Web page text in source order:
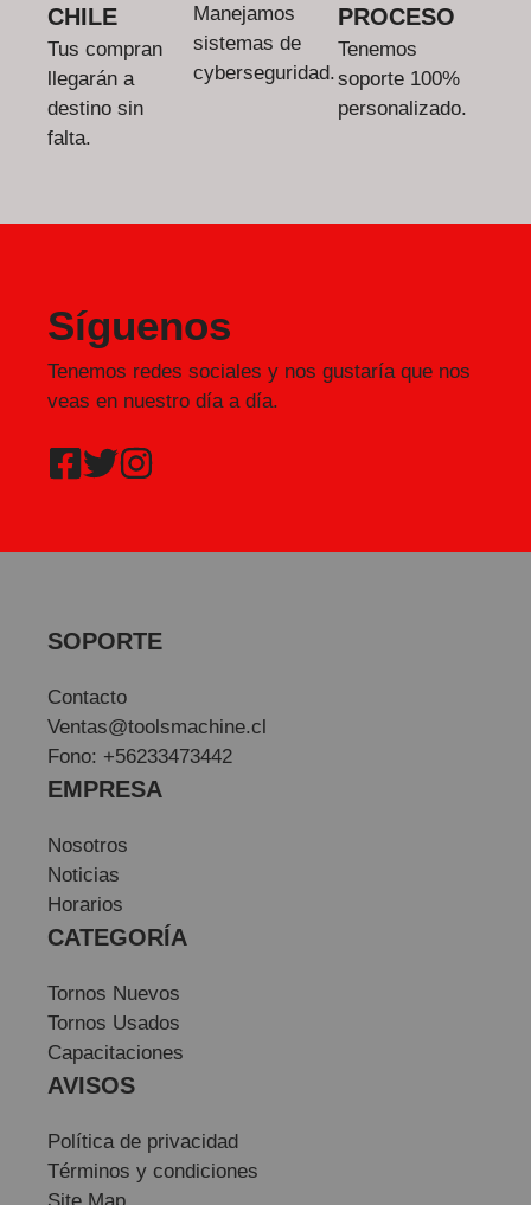
CHILE
Tus compran
llegarán a
destino sin
falta.
Manejamos
sistemas de
cyberseguridad.
PROCESO
Tenemos
soporte 100%
personalizado.
Síguenos
Tenemos redes sociales y nos gustaría que nos
veas en nuestro día a día.
SOPORTE
Contacto
Ventas@toolsmachine.cl
Fono: +56233473442
EMPRESA
Nosotros
Noticias
Horarios
CATEGORÍA
Tornos Nuevos
Tornos Usados
Capacitaciones
AVISOS
Política de privacidad
Términos y condiciones